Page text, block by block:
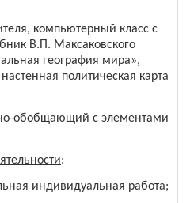
компьютерный класс с
В.П. Максаковского
география мира»,
политическая карта
обобщающий с элементами
:
индивидуальная работа;